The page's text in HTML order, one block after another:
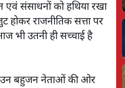
एवं संसाधनों को हथिया रखा
राजनीतिक सत्ता पर
भी उतनी ही सच्चाई है
उन बहुजन नेताओं की ओर